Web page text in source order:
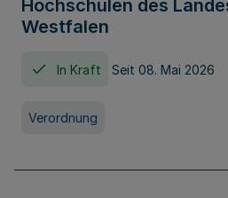
Hochschulen des
Westfalen
In Kraft Seit 08. Mai 2026
Verordnung